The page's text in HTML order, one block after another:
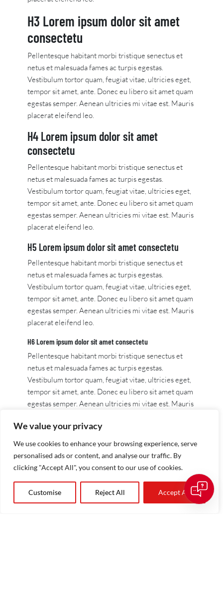
We value your privacy
We use cookies to enhance your browsing experience, serve
personalised ads or content, and analyse our traffic. By
clicking "Accept All", you consent to our use of cookies.
Customise Reject All Accept All
H3 Lorem ipsum dolor sit amet
consectetu
Pellentesque habitant morbi tristique senectus et
netus et malesuada fames ac turpis egestas.
Vestibulum tortor quam, feugiat vitae, ultricies eget,
tempor sit amet, ante. Donec eu libero sit amet quam
egestas semper. Aenean ultricies mi vitae est. Mauris
placerat eleifend leo.
H4 Lorem ipsum dolor sit amet
consectetu
Pellentesque habitant morbi tristique senectus et
netus et malesuada fames ac turpis egestas.
Vestibulum tortor quam, feugiat vitae, ultricies eget,
tempor sit amet, ante. Donec eu libero sit amet quam
egestas semper. Aenean ultricies mi vitae est. Mauris
placerat eleifend leo.
H5 Lorem ipsum dolor sit amet consectetu
Pellentesque habitant morbi tristique senectus et
netus et malesuada fames ac turpis egestas.
Vestibulum tortor quam, feugiat vitae, ultricies eget,
tempor sit amet, ante. Donec eu libero sit amet quam
egestas semper. Aenean ultricies mi vitae est. Mauris
placerat eleifend leo.
H6 Lorem ipsum dolor sit amet consectetu
Pellentesque habitant morbi tristique senectus et
netus et malesuada fames ac turpis egestas.
Vestibulum tortor quam, feugiat vitae, ultricies eget,
tempor sit amet, ante. Donec eu libero sit amet quam
egestas semper. Aenean ultricies mi vitae est. Mauris
Unordered lists
Lorem ipsum dolor sit amet, consectetuer
adipiscing elit.
Pellentesque habitant morbi tristique senectus
et netus et malesuada fames ac turpis egestas.
Vestibulum tortor quam, feugiat vitae,